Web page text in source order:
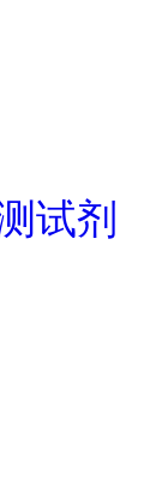
试剂